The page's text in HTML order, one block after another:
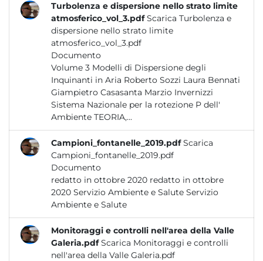
Turbolenza e dispersione nello strato limite
atmosferico_vol_3.pdf Scarica Turbolenza e
dispersione nello strato limite
atmosferico_vol_3.pdf
Documento
Volume 3 Modelli di Dispersione degli
Inquinanti in Aria Roberto Sozzi Laura Bennati
Giampietro Casasanta Marzio Invernizzi
Sistema Nazionale per la rotezione P dell'
Ambiente TEORIA,...
Campioni_fontanelle_2019.pdf Scarica
Campioni_fontanelle_2019.pdf
Documento
redatto in ottobre 2020 redatto in ottobre
2020 Servizio Ambiente e Salute Servizio
Ambiente e Salute
Monitoraggi e controlli nell'area della Valle
Galeria.pdf Scarica Monitoraggi e controlli
nell'area della Valle Galeria.pdf